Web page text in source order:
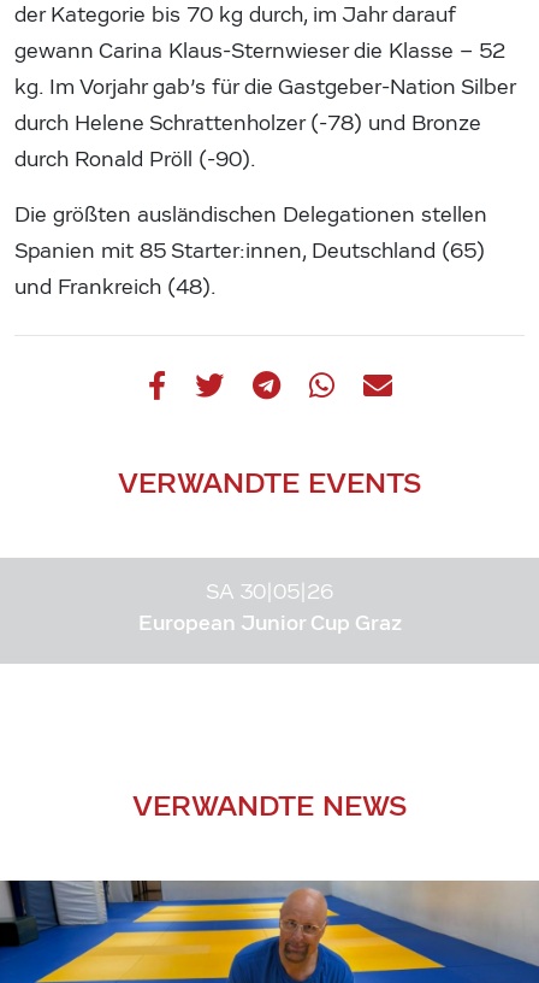
der Kategorie bis 70 kg durch, im Jahr darauf
gewann Carina Klaus-Sternwieser die Klasse – 52
kg. Im Vorjahr gab’s für die Gastgeber-Nation Silber
durch Helene Schrattenholzer (-78) und Bronze
durch Ronald Pröll (-90).
Die größten ausländischen Delegationen stellen
Spanien mit 85 Starter:innen, Deutschland (65)
und Frankreich (48).
VERWANDTE EVENTS
SA 30|05|26
European Junior Cup Graz
VERWANDTE NEWS